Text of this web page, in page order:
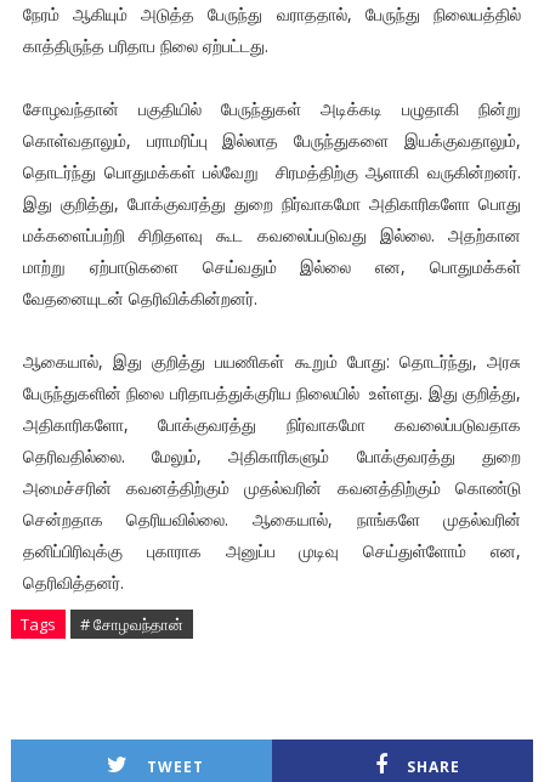
நேரம் ஆகியும் அடுத்த பேருந்து வராததால், பேருந்து நிலையத்தில்
காத்திருந்த பரிதாப நிலை ஏற்பட்டது.
சோழவந்தான் பகுதியில் பேருந்துகள் அடிக்கடி பழுதாகி நின்று
கொள்வதாலும், பராமரிப்பு இல்லாத பேருந்துகளை இயக்குவதாலும்,
தொடர்ந்து பொதுமக்கள் பல்வேறு சிரமத்திற்கு ஆளாகி வருகின்றனர்.
இது குறித்து, போக்குவரத்து துறை நிர்வாகமோ அதிகாரிகளோ பொது
மக்களைப்பற்றி சிறிதளவு கூட கவலைப்படுவது இல்லை. அதற்கான
மாற்று ஏற்பாடுகளை செய்வதும் இல்லை என, பொதுமக்கள்
வேதனையுடன் தெரிவிக்கின்றனர்.
ஆகையால், இது குறித்து பயணிகள் கூறும் போது: தொடர்ந்து, அரசு
பேருந்துகளின் நிலை பரிதாபத்துக்குரிய நிலையில் உள்ளது. இது குறித்து,
அதிகாரிகளோ, போக்குவரத்து நிர்வாகமோ கவலைப்படுவதாக
தெரிவதில்லை. மேலும், அதிகாரிகளும் போக்குவரத்து துறை
அமைச்சரின் கவனத்திற்கும் முதல்வரின் கவனத்திற்கும் கொண்டு
சென்றதாக தெரியவில்லை. ஆகையால், நாங்களே முதல்வரின்
தனிப்பிரிவுக்கு புகாராக அனுப்ப முடிவு செய்துள்ளோம் என,
தெரிவித்தனர்.
Tags # சோழவந்தான்
TWEET SHARE